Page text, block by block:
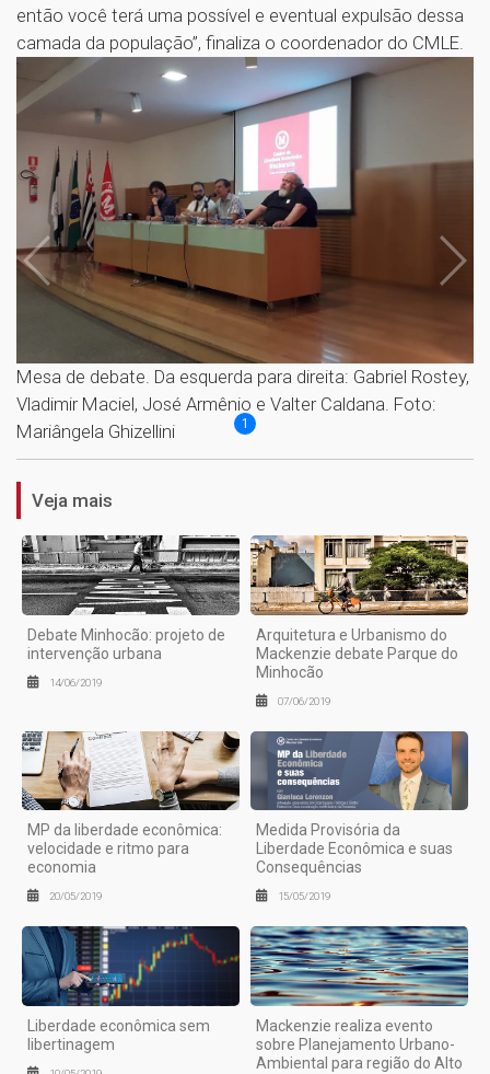
então você terá uma possível e eventual expulsão dessa
camada da população”, finaliza o coordenador do CMLE.
Mesa de debate. Da esquerda para direita: Gabriel Rostey,
Vladimir Maciel, José Armênio e Valter Caldana. Foto:
Mariângela Ghizellini
1
Veja mais
Debate Minhocão: projeto de
intervenção urbana
14/06/2019
Arquitetura e Urbanismo do
Mackenzie debate Parque do
Minhocão
07/06/2019
MP da liberdade econômica:
velocidade e ritmo para
economia
20/05/2019
Medida Provisória da
Liberdade Econômica e suas
Consequências
15/05/2019
Liberdade econômica sem
libertinagem
Mackenzie realiza evento
sobre Planejamento Urbano-
Ambiental para região do Alto